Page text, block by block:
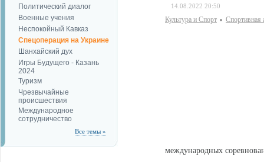
Политический диалог
Военные учения
Неспокойный Кавказ
Спецоперация на Украине
Шанхайский дух
Игры Будущего - Казань
2024
Туризм
Чрезвычайные
происшествия
Международное
сотрудничество
Все темы »
14.08.2022 20:50
Культура и Спорт Спортивная
международных